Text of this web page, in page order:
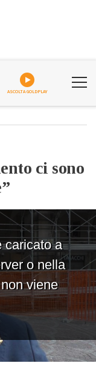
ASCOLTA GOLDPLAY
ci sono